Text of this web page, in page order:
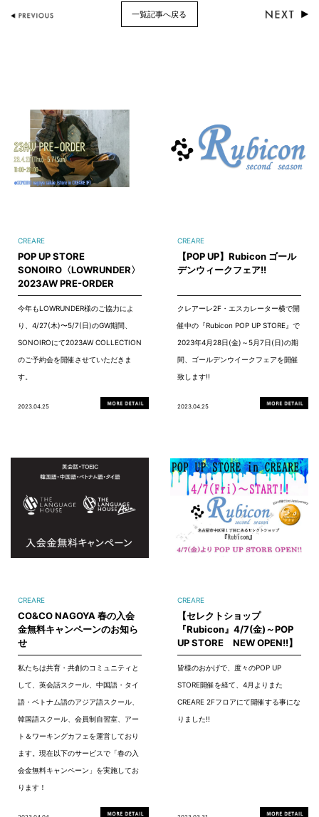
一覧記事へ戻る
CREARE
POP UP STORE
SONOIRO〈LOWRUNDER〉
2023AW PRE-ORDER
今年もLOWRUNDER様のご協力によ
り、4/27(木)〜5/7(日)のGW期間、
SONOIROにて2023AW COLLECTION
のご予約会を開催させていただきま
す。
2023.04.25
CREARE
【POP UP】Rubicon ゴール
デンウィークフェア!!
クレアーレ2F・エスカレーター横で開
催中の『Rubicon POP UP STORE』で
2023年4月28日(金)～5月7日(日)の期
間、ゴールデンウイークフェアを開催
致します!!
2023.04.25
CREARE
CO&CO NAGOYA 春の入会
金無料キャンペーンのお知ら
せ
私たちは共育・共創のコミュニティと
して、英会話スクール、中国語・タイ
語・ベトナム語のアジア語スクール、
韓国語スクール、会員制自習室、アー
ト＆ワーキングカフェを運営しており
ます。現在以下のサービスで「春の入
会金無料キャンペーン」を実施してお
ります！
CREARE
【セレクトショップ
『Rubicon』4/7(金)～POP
UP STORE NEW OPEN!!】
皆様のおかげで、度々のPOP UP
STORE開催を経て、4月よりまた
CREARE 2Fフロアにて開催する事にな
りました!!